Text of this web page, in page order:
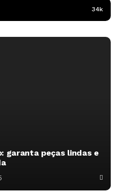
34k
garanta peças lindas e